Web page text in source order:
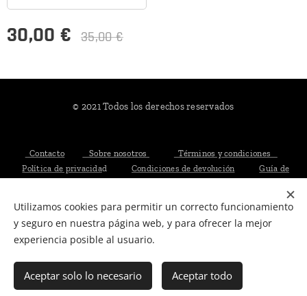
30,00 € 35,00€
Añadir a la cesta
© 2021 Todos los derechos reservados
Contacto Sobre nosotros
Términos y condiciones
Política de privacidad Condiciones de devolución
Guía de
Utilizamos cookies para permitir un correcto funcionamiento
y seguro en nuestra página web, y para ofrecer la mejor
experiencia posible al usuario.
Aceptar solo lo necesario Aceptar todo